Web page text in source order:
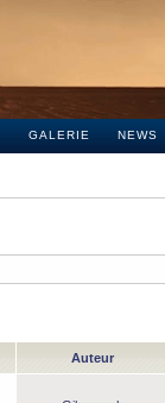
GALERIE NEWS
Auteur